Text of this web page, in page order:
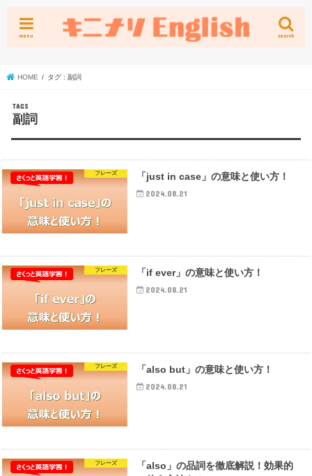
search
menu
HOME タグ : 副詞
副詞
フレーズ 「just in case」の意味と使い方！
2024.08.21
フレーズ 「if ever」の意味と使い方！
2024.08.21
フレーズ 「also but」の意味と使い方！
2024.08.21
フレーズ
「also」の品詞を徹底解説！効果的